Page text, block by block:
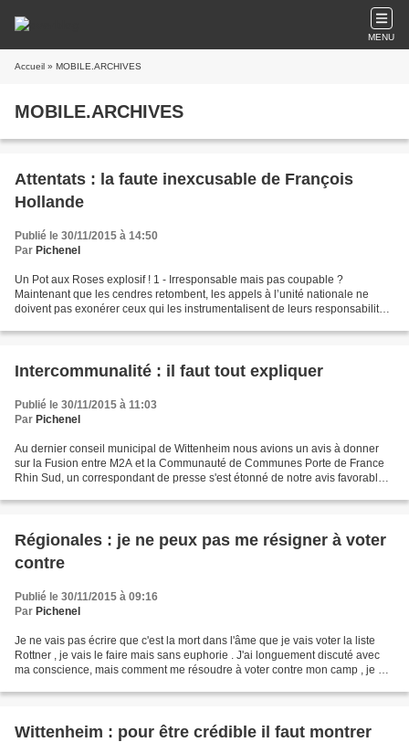
MENU
Accueil » MOBILE.ARCHIVES
MOBILE.ARCHIVES
Attentats : la faute inexcusable de François
Hollande
Publié le 30/11/2015 à 14:50
Par Pichenel
Un Pot aux Roses explosif ! 1 - Irresponsable mais pas coupable ?
Maintenant que les cendres retombent, les appels à l’unité nationale ne
doivent pas exonérer ceux qui les instrumentalisent de leurs responsabilités
Intercommunalité : il faut tout expliquer
Publié le 30/11/2015 à 11:03
Par Pichenel
Au dernier conseil municipal de Wittenheim nous avions un avis à donner
sur la Fusion entre M2A et la Communauté de Communes Porte de France
Rhin Sud, un correspondant de presse s'est étonné de notre avis favorable à
Régionales : je ne peux pas me résigner à voter
contre
Publié le 30/11/2015 à 09:16
Par Pichenel
Je ne vais pas écrire que c'est la mort dans l'âme que je vais voter la liste
Rottner , je vais le faire mais sans euphorie . J'ai longuement discuté avec
ma conscience, mais comment me résoudre à voter contre mon camp , je ne
Wittenheim : pour être crédible il faut montrer